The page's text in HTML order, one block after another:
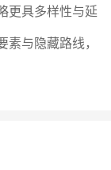
更具多样性与延
与隐藏路线，